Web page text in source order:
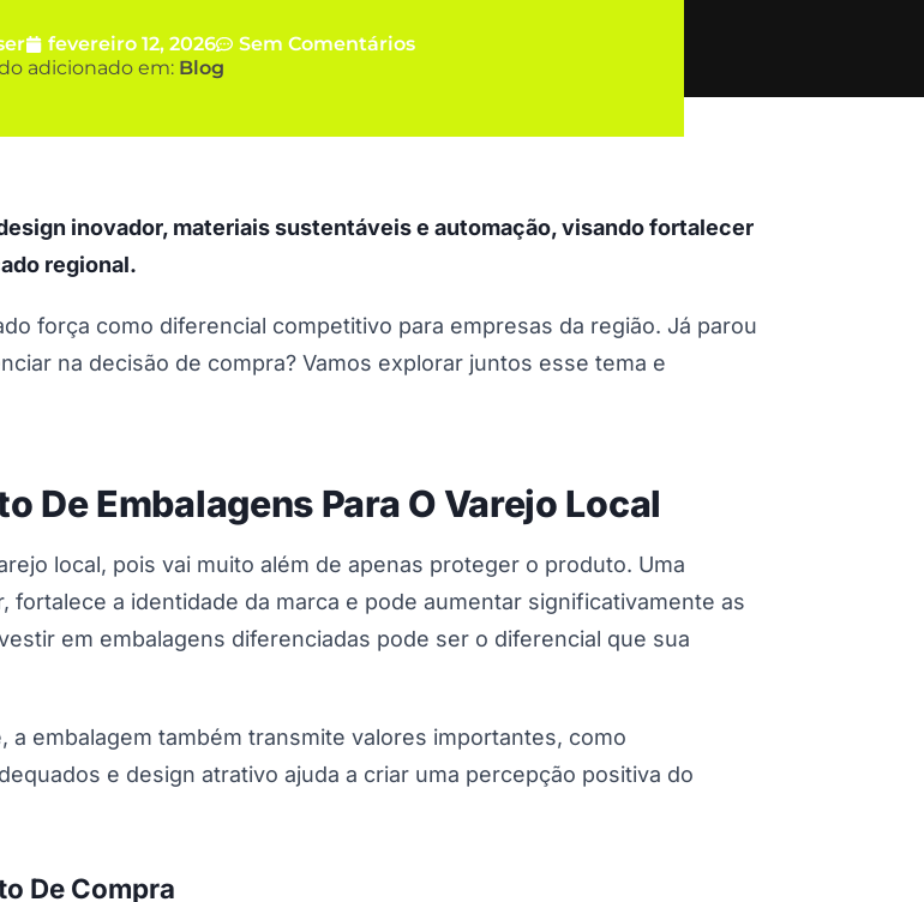
fevereiro 12, 2026
Sem Comentários
adicionado em: Blog
inovador, materiais sustentáveis e automação, visando fortalecer
regional.
força como diferencial competitivo para empresas da região. Já parou
na decisão de compra? Vamos explorar juntos esse tema e
De Embalagens Para O Varejo Local
local, pois vai muito além de apenas proteger o produto. Uma
a identidade da marca e pode aumentar significativamente as
em embalagens diferenciadas pode ser o diferencial que sua
embalagem também transmite valores importantes, como
e design atrativo ajuda a criar uma percepção positiva do
De Compra